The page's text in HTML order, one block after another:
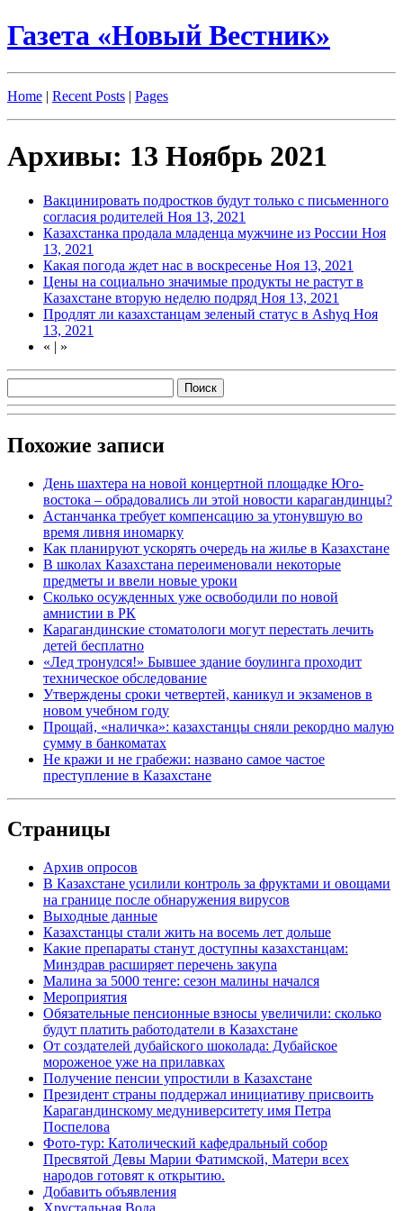
Газета «Новый Вестник»
Home | Recent Posts | Pages
Архивы: 13 Ноябрь 2021
Вакцинировать подростков будут только с письменного
согласия родителей Ноя 13, 2021
Казахстанка продала младенца мужчине из России Ноя
13, 2021
Какая погода ждет нас в воскресенье Ноя 13, 2021
Цены на социально значимые продукты не растут в
Казахстане вторую неделю подряд Ноя 13, 2021
Продлят ли казахстанцам зеленый статус в Ashyq Ноя
13, 2021
« | »
Похожие записи
День шахтера на новой концертной площадке Юго-
востока – обрадовались ли этой новости карагандинцы?
Астанчанка требует компенсацию за утонувшую во
время ливня иномарку
Как планируют ускорять очередь на жилье в Казахстане
В школах Казахстана переименовали некоторые
предметы и ввели новые уроки
Сколько осужденных уже освободили по новой
амнистии в РК
Карагандинские стоматологи могут перестать лечить
детей бесплатно
«Лед тронулся!» Бывшее здание боулинга проходит
техническое обследование
Утверждены сроки четвертей, каникул и экзаменов в
новом учебном году
Прощай, «наличка»: казахстанцы сняли рекордно малую
сумму в банкоматах
Не кражи и не грабежи: названо самое частое
преступление в Казахстане
Страницы
Архив опросов
В Казахстане усилили контроль за фруктами и овощами
на границе после обнаружения вирусов
Выходные данные
Казахстанцы стали жить на восемь лет дольше
Какие препараты станут доступны казахстанцам:
Минздрав расширяет перечень закупа
Малина за 5000 тенге: сезон малины начался
Мероприятия
Обязательные пенсионные взносы увеличили: сколько
будут платить работодатели в Казахстане
От создателей дубайского шоколада: Дубайское
мороженое уже на прилавках
Получение пенсии упростили в Казахстане
Президент страны поддержал инициативу присвоить
Карагандинскому медуниверситету имя Петра
Поспелова
Фото-тур: Католический кафедральный собор
Пресвятой Девы Марии Фатимской, Матери всех
народов готовят к открытию.
Добавить объявления